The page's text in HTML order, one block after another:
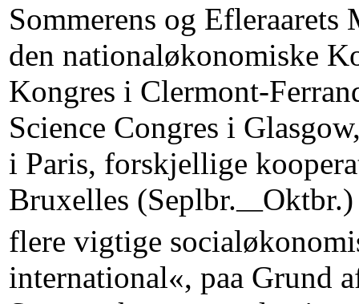
Sommerens og
den nationaløkonomiske
Kongres i Clermont-
Science Congres i
i Paris, forskjellige
Bruxelles (Seplbr.—Oktbr.)
flere vigtige
international«, paa Grund